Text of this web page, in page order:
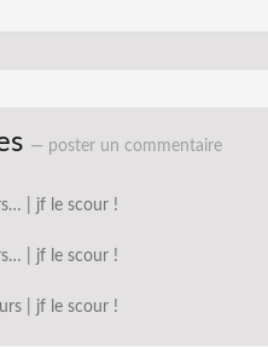
— poster un commentaire
| jf le scour !
| jf le scour !
| jf le scour !